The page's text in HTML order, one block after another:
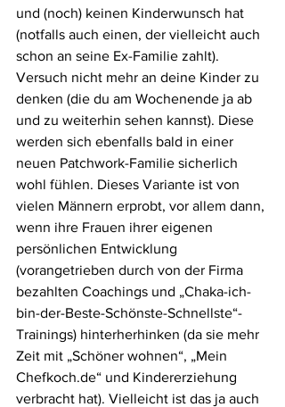
und (noch) keinen Kinderwunsch hat
(notfalls auch einen, der vielleicht auch
schon an seine Ex-Familie zahlt).
Versuch nicht mehr an deine Kinder zu
denken (die du am Wochenende ja ab
und zu weiterhin sehen kannst). Diese
werden sich ebenfalls bald in einer
neuen Patchwork-Familie sicherlich
wohl fühlen. Dieses Variante ist von
vielen Männern erprobt, vor allem dann,
wenn ihre Frauen ihrer eigenen
persönlichen Entwicklung
(vorangetrieben durch von der Firma
bezahlten Coachings und „Chaka-ich-
bin-der-Beste-Schönste-Schnellste“-
Trainings) hinterherhinken (da sie mehr
Zeit mit „Schöner wohnen“, „Mein
Chefkoch.de“ und Kindererziehung
verbracht hat). Vielleicht ist das ja auch